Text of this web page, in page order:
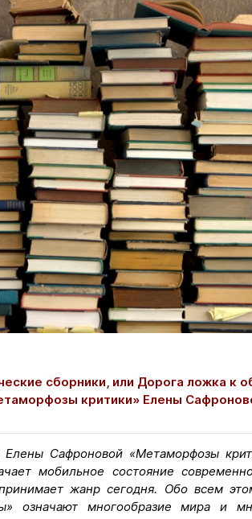
сборники, или Дорога ложка к
критики» Елены
Елены Сафроновой «Метаморфозы
мобильное состояние
жанр сегодня. Обо всем
означают многообразие мира и